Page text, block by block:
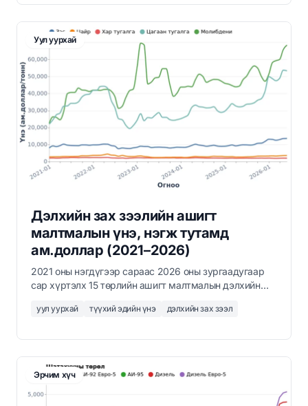
Уул уурхай
Дэлхийн зах зээлийн ашигт
малтмалын үнэ, нэгж тутамд
ам.доллар (2021–2026)
2021 оны нэгдүгээр сараас 2026 оны зургаадугаар
сар хүртэлх 15 төрлийн ашигт малтмалын дэлхийн
килограмм тутамд ам.доллароор харуулав.
уул уурхай түүхий эдийн үнэ дэлхийн зах зээл
Эрчим хүч